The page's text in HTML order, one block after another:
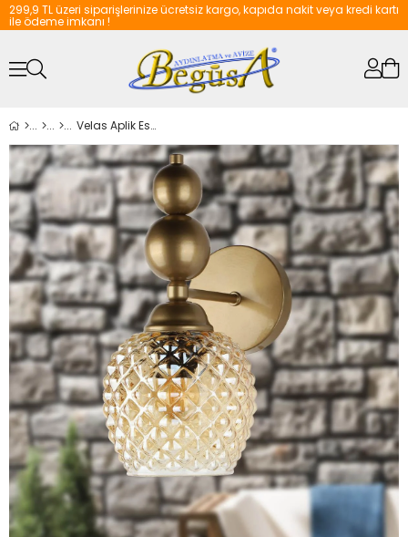
299,9 TL üzeri siparişlerinize ücretsiz kargo, kapıda nakit veya kredi kartı
ile ödeme imkanı !
Velas Aplik Eskitme Bal Cam